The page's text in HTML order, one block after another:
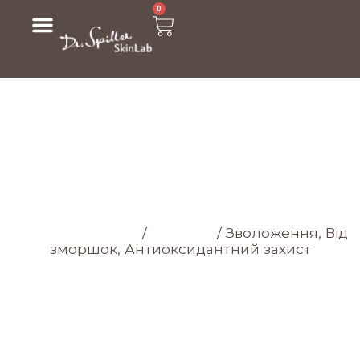
0
/ /Зволоження, Від
зморшок, Антиоксидантний захист